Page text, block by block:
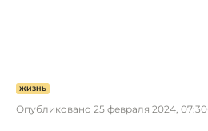
ЖИЗНЬ
Опубликовано 25 февраля 2024, 07:30